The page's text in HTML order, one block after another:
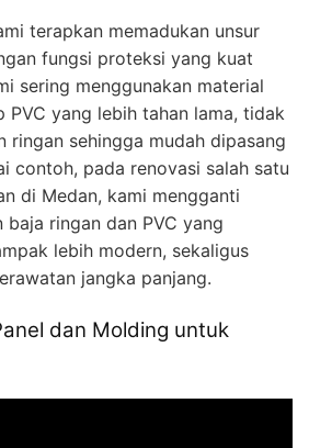
terapkan memadukan unsur
fungsi proteksi yang kuat
sering menggunakan material
PVC yang lebih tahan lama, tidak
ringan sehingga mudah dipasang
contoh, pada renovasi salah satu
di Medan, kami mengganti
baja ringan dan PVC yang
lebih modern, sekaligus
jangka panjang.
dan Molding untuk